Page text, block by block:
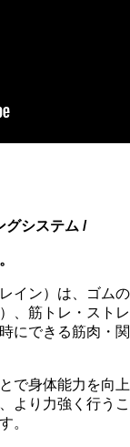
グシステム /
イン）は、ゴムの
、筋トレ・ストレ
にできる筋肉・関
で身体能力を向上
より力強く行うこ
。